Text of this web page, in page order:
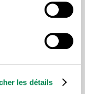
les détails
à
une même